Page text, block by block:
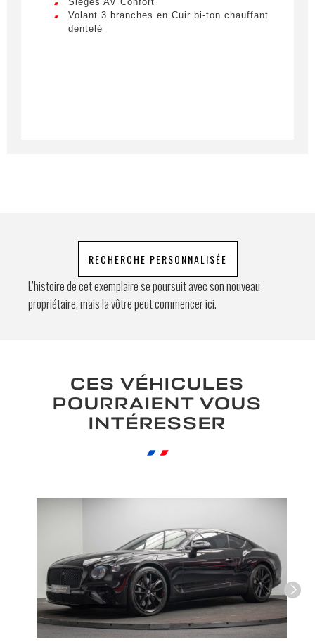
Téléphone
Envoyer
Lorem ipsum dolor sit amet, consectetur
adipiscing elit. Ut a elit sed nisl pulvinar
Volant 3 branches en Cuir bi-ton chauffant
dentelé
RECHERCHE PERSONNALISÉE
L’histoire de cet exemplaire se poursuit avec son nouveau
propriétaire, mais la vôtre peut commencer ici.
CES VÉHICULES
POURRAIENT VOUS
INTÉRESSER